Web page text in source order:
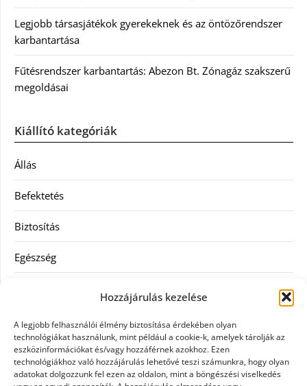
Hozzájárulás kezelése
A legjobb felhasználói élmény biztosítása érdekében olyan
technológiákat használunk, mint például a cookie-k, amelyek tárolják az
eszközinformációkat és/vagy hozzáférnek azokhoz. Ezen
technológiákhoz való hozzájárulás lehetővé teszi számunkra, hogy olyan
adatokat dolgozzunk fel ezen az oldalon, mint a böngészési viselkedés
Legjobb társasjátékok gyerekeknek és az öntözőrendszer
karbantartása
Fűtésrendszer karbantartás: Abezon Bt. Zónagáz szakszerű
megoldásai
Kiállító kategóriák
Állás
Befektetés
Biztosítás
Egészség
Ingatlan
Művészetek és szórakozás
Múzeumok